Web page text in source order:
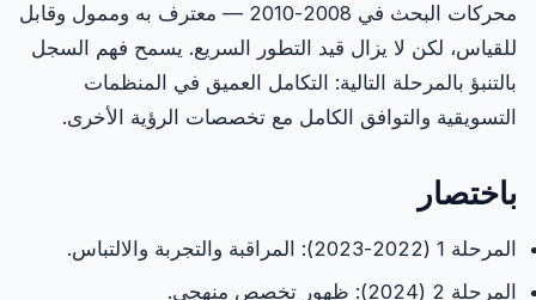
محركات البحث في 2008-2010 — معترف به وممول وقابل
للقياس، لكن لا يزال قيد التطور السريع. يسمح فهم السجل
بالتنبؤ بالمرحلة التالية: التكامل العميق في المنظمات
التسويقية والتوافق الكامل مع تخصصات الرؤية الأخرى.
باختصار
المرحلة 1 (2022-2023): المراقبة والتجربة والالتباس.
المرحلة 2 (2024): ظهور تخصص منهجي.